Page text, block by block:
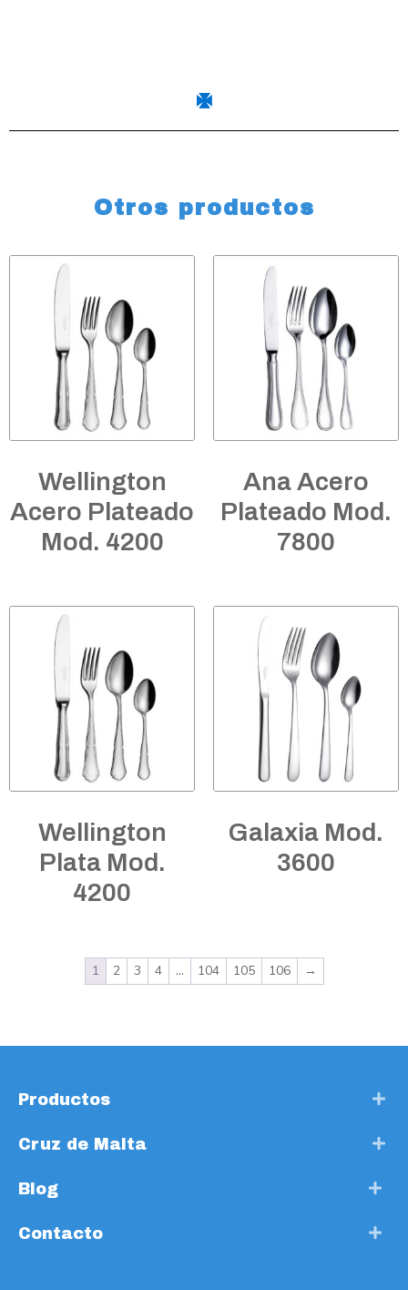
Otros productos
Wellington
Acero Plateado
Mod. 4200
Ana Acero
Plateado Mod.
7800
Wellington
Plata Mod.
4200
Galaxia Mod.
3600
1 2 3 4 … 104 105 106 →
Productos
Cruz de Malta
Blog
Contacto